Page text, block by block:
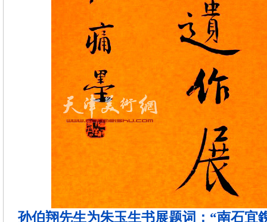
孙伯翔先生为朱玉生书展题词：“南石宜